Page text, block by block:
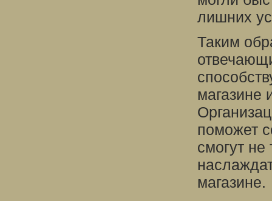
лишних
Таким
магазине
поможет
смогут не
магазине.